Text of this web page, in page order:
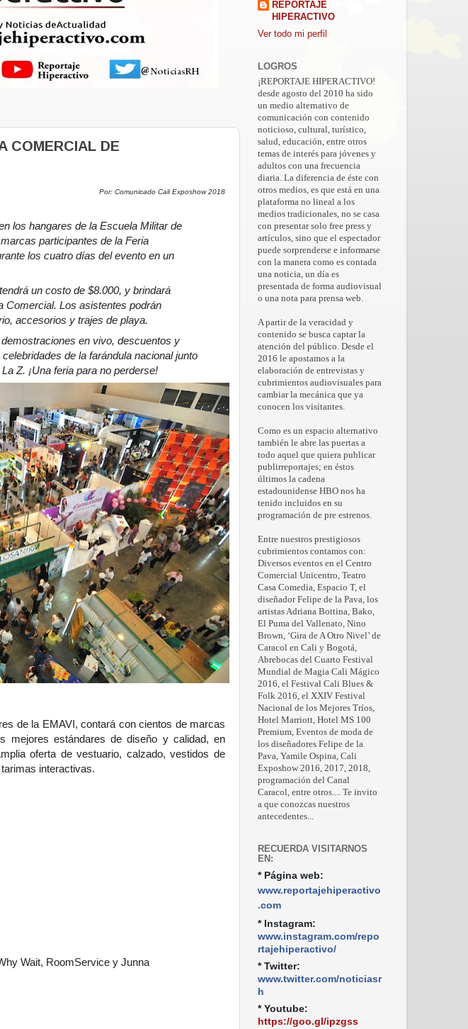
COMERCIAL DE
Por: Comunicado Cali Exposhow 2018
los hangares de la Escuela Militar de
participantes de la Feria
los cuatro días del evento en un
un costo de $8.000, y brindará
Comercial. Los asistentes podrán
accesorios y trajes de playa.
en vivo, descuentos y
de la farándula nacional junto
Z. ¡Una feria para no perderse!
de la EMAVI, contará con cientos de marcas
mejores estándares de diseño y calidad, en
oferta de vestuario, calzado, vestidos de
interactivas.
Wait, RoomService y Junna
REPORTAJE
HIPERACTIVO
Ver todo mi perfil
LOGROS
¡REPORTAJE HIPERACTIVO!
desde agosto del 2010 ha sido
un medio alternativo de
comunicación con contenido
noticioso, cultural, turístico,
salud, educación, entre otros
temas de interés para jóvenes y
adultos con una frecuencia
diaria. La diferencia de éste con
otros medios, es que está en una
plataforma no lineal a los
medios tradicionales, no se casa
con presentar solo free press y
artículos, sino que el espectador
puede sorprenderse e informarse
con la manera como es contada
una noticia, un día es
presentada de forma audiovisual
o una nota para prensa web.
A partir de la veracidad y
contenido se busca captar la
atención del público. Desde el
2016 le apostamos a la
elaboración de entrevistas y
cubrimientos audiovisuales para
cambiar la mecánica que ya
conocen los visitantes.
Como es un espacio alternativo
también le abre las puertas a
todo aquel que quiera publicar
publirreportajes; en éstos
últimos la cadena
estadounidense HBO nos ha
tenido incluidos en su
programación de pre estrenos.
Entre nuestros prestigiosos
cubrimientos contamos con:
Diversos eventos en el Centro
Comercial Unicentro, Teatro
Casa Comedia, Espacio T, el
diseñador Felipe de la Pava, los
artistas Adriana Bottina, Bako,
El Puma del Vallenato, Nino
Brown, ‘Gira de A Otro Nivel’ de
Caracol en Cali y Bogotá,
Abrebocas del Cuarto Festival
Mundial de Magia Cali Mágico
2016, el Festival Cali Blues &
Folk 2016, el XXIV Festival
Nacional de los Mejores Tríos,
Hotel Marriott, Hotel MS 100
Premium, Eventos de moda de
los diseñadores Felipe de la
Pava, Yamile Ospina, Cali
Exposhow 2016, 2017, 2018,
programación del Canal
Caracol, entre otros.... Te invito
a que conozcas nuestros
antecedentes...
RECUERDA VISITARNOS
EN:
* Página web:
www.reportajehiperactivo
.com
* Instagram:
www.instagram.com/repo
rtajehiperactivo/
* Twitter:
www.twitter.com/noticiasr
h
* Youtube:
https://goo.gl/ipzgss